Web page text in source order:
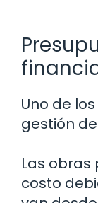
Uno de
gestión
Las
costo